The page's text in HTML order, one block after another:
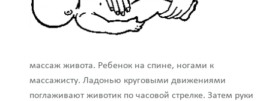
массаж живота. Ребенок на спине, ногами к
массажисту. Ладонью круговыми движениями
поглаживают животик по часовой стрелке. Затем руки